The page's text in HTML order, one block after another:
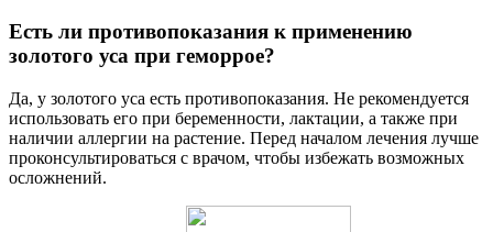
Есть ли противопоказания к применению
золотого уса при геморрое?
Да, у золотого уса есть противопоказания. Не рекомендуется
использовать его при беременности, лактации, а также при
наличии аллергии на растение. Перед началом лечения лучше
проконсультироваться с врачом, чтобы избежать возможных
осложнений.